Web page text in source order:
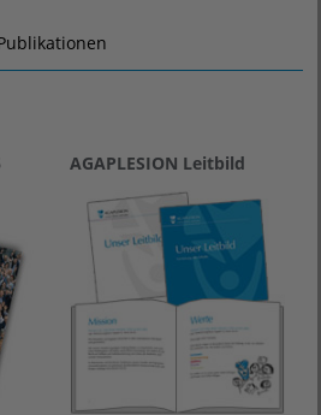
AGAPLESION Leitbild